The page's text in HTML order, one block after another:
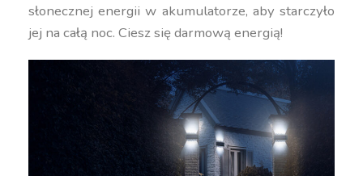
słonecznej energii w akumulatorze, aby starczyło
jej na całą noc. Ciesz się darmową energią!